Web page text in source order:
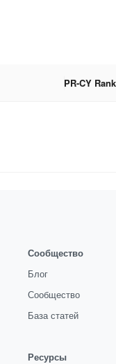
PR-CY Rank
Сообщество
Блог
Сообщество
База статей
Ресурсы